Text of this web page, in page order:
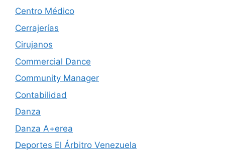
Centro Médico
Cerrajerías
Cirujanos
Commercial Dance
Community Manager
Contabilidad
Danza
Danza A+erea
Deportes El Árbitro Venezuela